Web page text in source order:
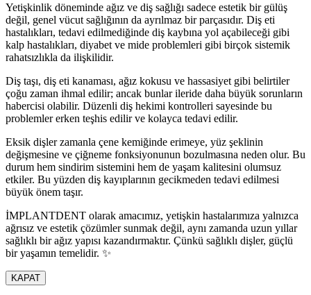
Yetişkinlik döneminde ağız ve diş sağlığı sadece estetik bir gülüş
değil, genel vücut sağlığının da ayrılmaz bir parçasıdır. Diş eti
hastalıkları, tedavi edilmediğinde diş kaybına yol açabileceği gibi
kalp hastalıkları, diyabet ve mide problemleri gibi birçok sistemik
rahatsızlıkla da ilişkilidir.
Diş taşı, diş eti kanaması, ağız kokusu ve hassasiyet gibi belirtiler
çoğu zaman ihmal edilir; ancak bunlar ileride daha büyük sorunların
habercisi olabilir. Düzenli diş hekimi kontrolleri sayesinde bu
problemler erken teşhis edilir ve kolayca tedavi edilir.
Eksik dişler zamanla çene kemiğinde erimeye, yüz şeklinin
değişmesine ve çiğneme fonksiyonunun bozulmasına neden olur. Bu
durum hem sindirim sistemini hem de yaşam kalitesini olumsuz
etkiler. Bu yüzden diş kayıplarının gecikmeden tedavi edilmesi
büyük önem taşır.
İMPLANTDENT olarak amacımız, yetişkin hastalarımıza yalnızca
ağrısız ve estetik çözümler sunmak değil, aynı zamanda uzun yıllar
sağlıklı bir ağız yapısı kazandırmaktır. Çünkü sağlıklı dişler, güçlü
bir yaşamın temelidir. ✨
KAPAT